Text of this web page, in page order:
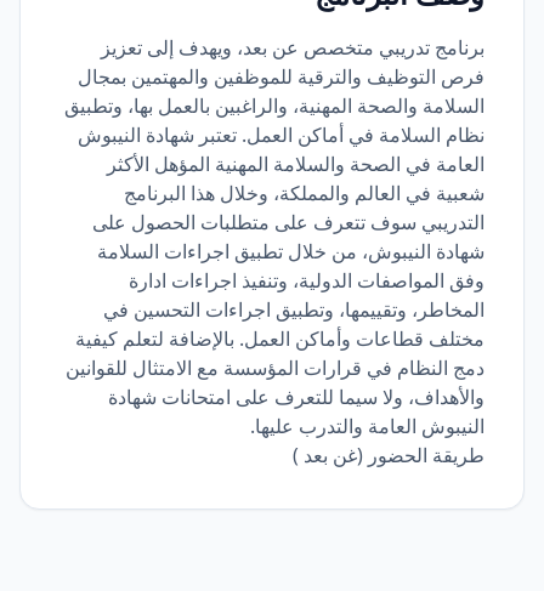
برنامج تدريبي متخصص عن بعد، ويهدف إلى تعزيز
فرص التوظيف والترقية للموظفين والمهتمين بمجال
السلامة والصحة المهنية، والراغبين بالعمل بها، وتطبيق
نظام السلامة في أماكن العمل. تعتبر شهادة النيبوش
العامة في الصحة والسلامة المهنية المؤهل الأكثر
شعبية في العالم والمملكة، وخلال هذا البرنامج
التدريبي سوف تتعرف على متطلبات الحصول على
شهادة النيبوش، من خلال تطبيق اجراءات السلامة
وفق المواصفات الدولية، وتنفيذ اجراءات ادارة
المخاطر، وتقييمها، وتطبيق اجراءات التحسين في
مختلف قطاعات وأماكن العمل. بالإضافة لتعلم كيفية
دمج النظام في قرارات المؤسسة مع الامتثال للقوانين
والأهداف، ولا سيما للتعرف على امتحانات شهادة
النيبوش العامة والتدرب عليها.
طريقة الحضور (غن بعد )